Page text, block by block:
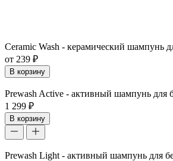
Ceramic Wash - керамический шампунь
от 239 ₽
В корзину
Prewash Active - активный шампунь для
1 299 ₽
В корзину
Prewash Light - активный шампунь для